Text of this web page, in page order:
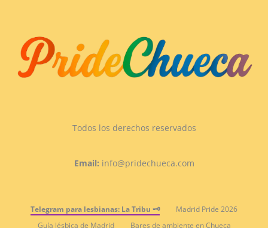
Todos los derechos reservados
Email: info@pridechueca.com
Telegram para lesbianas: La Tribu 🗝️
Madrid Pride 2026
Guía lésbica de Madrid
Bares de ambiente en Chueca